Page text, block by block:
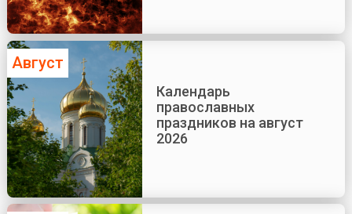
Август
Календарь
православных
праздников на август
2026